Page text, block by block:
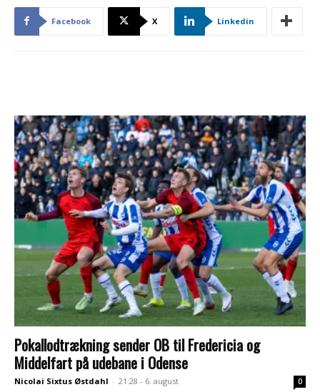
Facebook X Linkedin
Pokallodtrækning sender OB til Fredericia og
Middelfart på udebane i Odense
Nicolai Sixtus Østdahl - 21:28 - 6. august 0